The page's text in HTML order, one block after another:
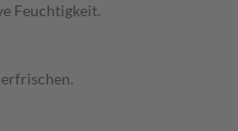
Feuchtigkeit.